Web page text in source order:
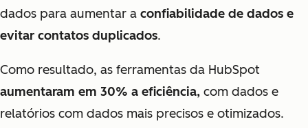
dados para aumentar a confiabilidade de dados e
evitar contatos duplicados.
Como resultado, as ferramentas da HubSpot
aumentaram em 30% a eficiência, com dados e
relatórios com dados mais precisos e otimizados.